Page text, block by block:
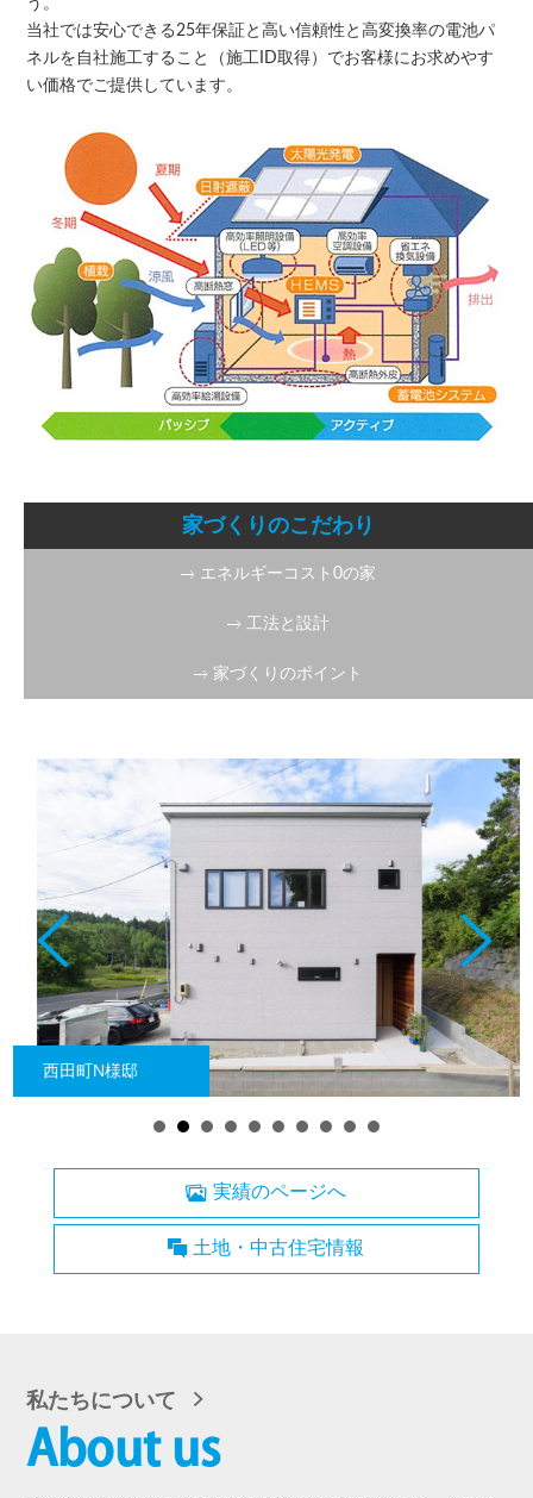
う。
当社では安心できる25年保証と高い信頼性と高変換率の電池パ
ネルを自社施工すること（施工ID取得）でお客様にお求めやす
い価格でご提供しています。
家づくりのこだわり
エネルギーコスト0の家
工法と設計
家づくりのポイント
ファイブステージ下
亀田T様邸
実績のページへ
土地・中古住宅情報
私たちについて
About us